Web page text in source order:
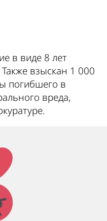
в виде 8 лет
взыскан 1 000
погибшего в
вреда,